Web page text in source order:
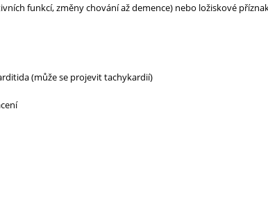
funkcí, změny chování až demence) nebo ložiskové
(může se projevit tachykardií)